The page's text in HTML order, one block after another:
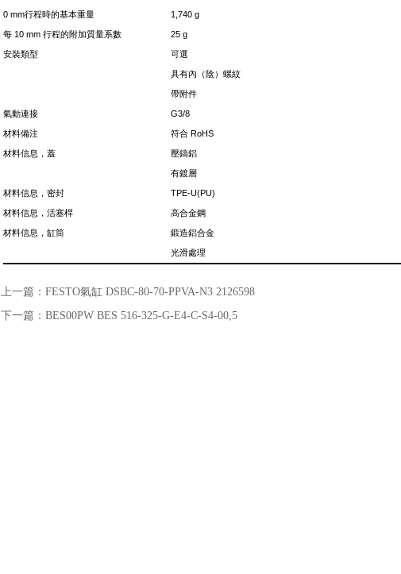
0 mm行程時的基本重量 1,740 g
每 10 mm 行程的附加質量系數 25 g
安裝類型 可選
具有內（陰）螺紋
帶附件
氣動連接 G3/8
材料備注 符合 RoHS
材料信息，蓋 壓鑄鋁
有鍍層
材料信息，密封 TPE-U(PU)
材料信息，活塞桿 高合金鋼
材料信息，缸筒 鍛造鋁合金
光滑處理
上一篇： FESTO氣缸 DSBC-80-70-PPVA-N3 2126598
下一篇： BES00PW BES 516-325-G-E4-C-S4-00,5